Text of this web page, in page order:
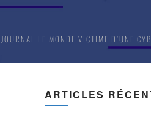
LE MONDE VICTIME D’UNE
ARTICLES